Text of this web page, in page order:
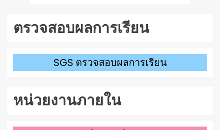
ตรวจสอบผลการเรียน
SGS ตรวจสอบผลการเรียน
หน่วยงานภายใน